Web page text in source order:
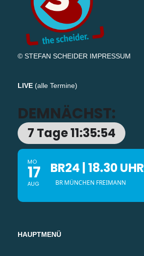
© STEFAN SCHEIDER IMPRESSUM
LIVE (alle Termine)
DEMNÄCHST:
7 Tage 11:35:53
MO
17
AUG
BR24 | 18.30 UHR
BR MÜNCHEN FREIMANN
HAUPTMENÜ